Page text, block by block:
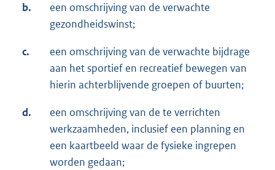
b.
een omschrijving van de verwachte
gezondheidswinst;
c.
een omschrijving van de verwachte bijdrage
aan het sportief en recreatief bewegen van
hierin achterblijvende groepen of buurten;
d.
een omschrijving van de te verrichten
werkzaamheden, inclusief een planning en
een kaartbeeld waar de fysieke ingrepen
worden gedaan;